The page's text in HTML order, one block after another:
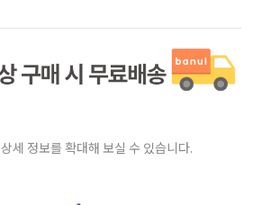
상세 정보를 확대해 보실 수 있습니다.